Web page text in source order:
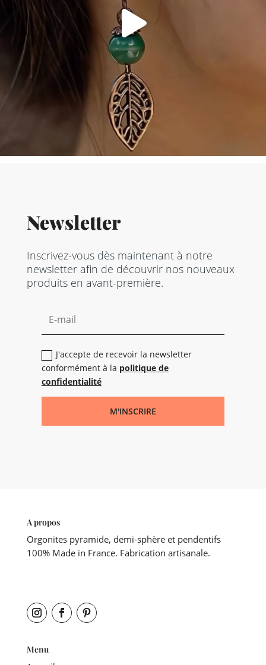
Newsletter
Inscrivez-vous dès maintenant à notre
newsletter afin de découvrir nos nouveaux
produits en avant-première.
J'accepte de recevoir la newsletter
conformément à la politique de
confidentialité
M'INSCRIRE
A propos
Orgonites pyramide, demi-sphère et pendentifs
100% Made in France. Fabrication artisanale.
Menu